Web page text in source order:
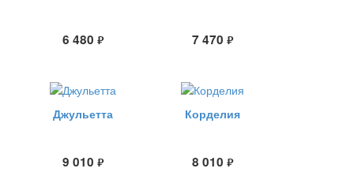
6 480 руб. 7 470 руб.
Джульетта
9 010 руб.
Корделия
8 010 руб.